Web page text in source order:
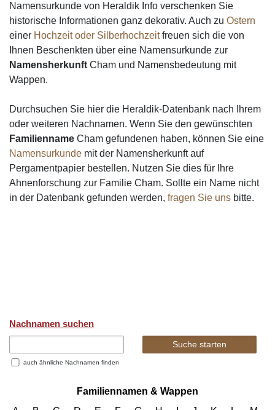
Namensurkunde von Heraldik Info verschenken Sie
historische Informationen ganz dekorativ. Auch zu Ostern
einer Hochzeit oder Silberhochzeitfreuen sich die von
Ihnen Beschenkten über eine Namensurkunde zur
Namensherkunft Cham und Namensbedeutung mit
Wappen.
Durchsuchen Sie hier die Heraldik-Datenbank nach Ihrem
oder weiteren Nachnamen. Wenn Sie den gewünschten
Familienname Cham gefundenen haben, können Sie eine
Namensurkunde mit der Namensherkunft auf
Pergamentpapier bestellen. Nutzen Sie dies für Ihre
Ahnenforschung zur Familie Cham. Sollte ein Name nicht
in der Datenbank gefunden werden, fragen Sie uns bitte.
Nachnamen suchen
auch ähnliche Nachnamen finden
Familiennamen & Wappen